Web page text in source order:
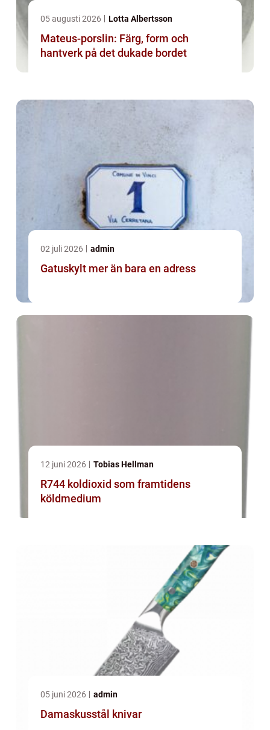
05 augusti 2026 Lotta Albertsson
Mateus-porslin: Färg, form och
hantverk på det dukade bordet
02 juli 2026 admin
Gatuskylt mer än bara en adress
12 juni 2026 Tobias Hellman
R744 koldioxid som framtidens
köldmedium
05 juni 2026 admin
Damaskusstål knivar